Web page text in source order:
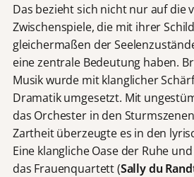
Das bezieht sich nicht nur auf die
Zwischenspiele, die mit ihrer
gleichermaßen der
eine zentrale Bedeutung haben.
Musik wurde mit klanglicher
Dramatik umgesetzt. Mit
das Orchester in den
Zartheit überzeugte es in den
Eine klangliche Oase der Ruhe
das Frauenquartett (Sally du